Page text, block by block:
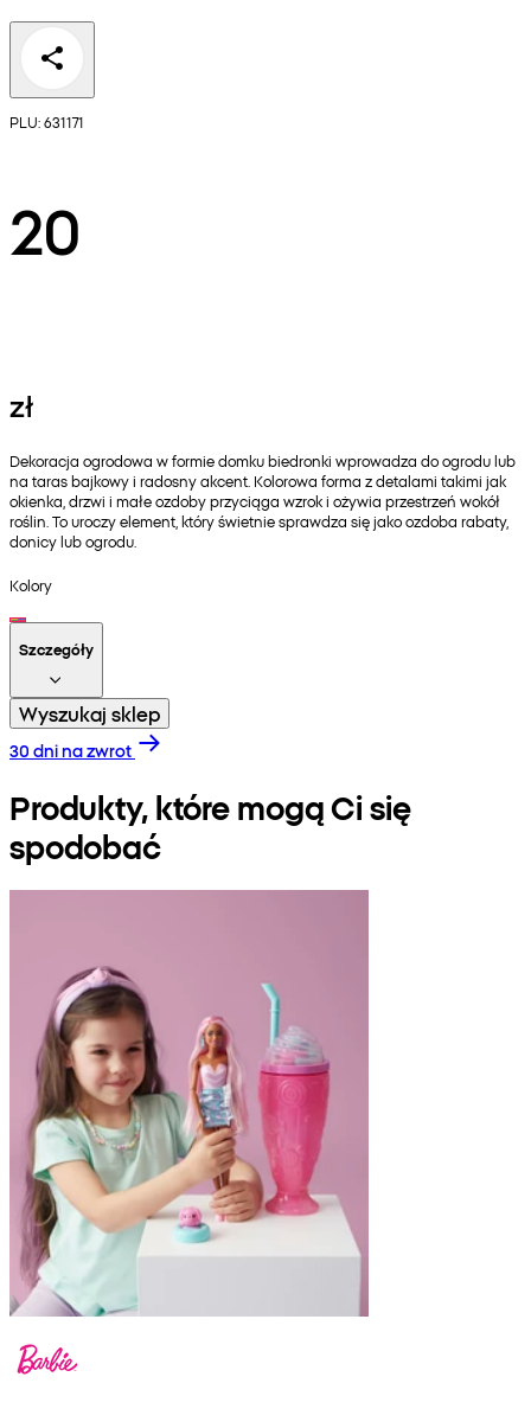
PLU: 631171
20
zł
Dekoracja ogrodowa w formie domku biedronki wprowadza do ogrodu lub
na taras bajkowy i radosny akcent. Kolorowa forma z detalami takimi jak
okienka, drzwi i małe ozdoby przyciąga wzrok i ożywia przestrzeń wokół
roślin. To uroczy element, który świetnie sprawdza się jako ozdoba rabaty,
donicy lub ogrodu.
Kolory
Szczegóły
Wyszukaj sklep
30 dni na zwrot
Produkty, które mogą Ci się
spodobać